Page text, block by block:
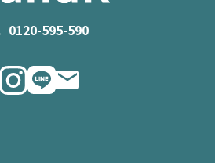
0120-595-590